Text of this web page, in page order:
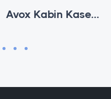
Avox Kabin Kasetleri